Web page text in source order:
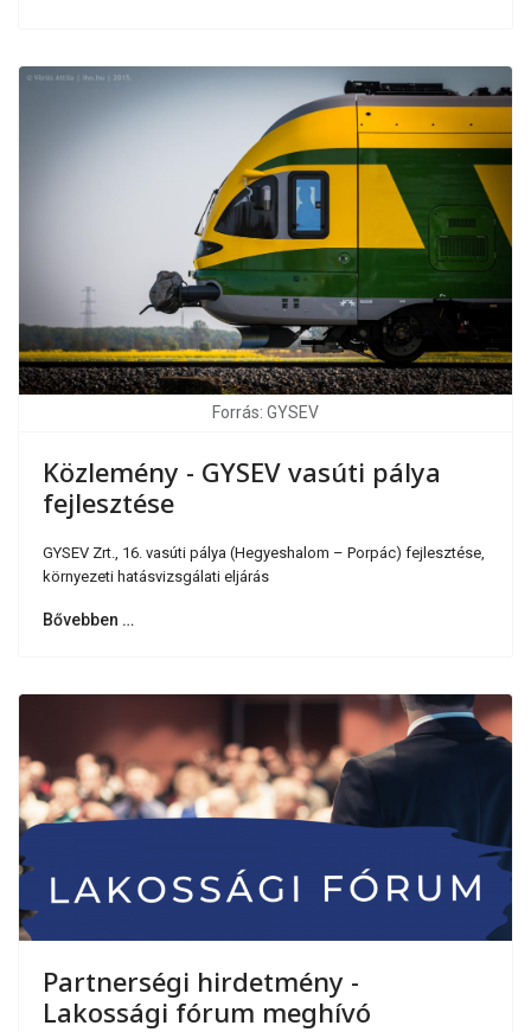
Forrás: GYSEV
Közlemény - GYSEV vasúti pálya
fejlesztése
GYSEV Zrt., 16. vasúti pálya (Hegyeshalom – Porpác) fejlesztése,
környezeti hatásvizsgálati eljárás
Bővebben …
Partnerségi hirdetmény -
Lakossági fórum meghívó